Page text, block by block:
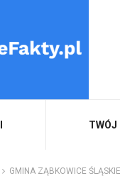
TWÓJ
GMINA ZĄBKOWICE ŚLĄSKIE